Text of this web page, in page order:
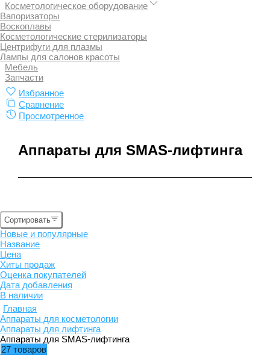
Косметологическое оборудование
Вапоризаторы
Воскоплавы
Косметологические стерилизаторы
Центрифуги для плазмы
Лампы для салонов красоты
Мебель
Запчасти
Избранное
Сравнение
Просмотренное
Аппараты для SMAS-лифтинга
Сортировать
Новые и популярные
Название
Цена
Хиты продаж
Оценка покупателей
Дата добавления
В наличии
Главная
Аппараты для косметологии
Аппараты для лифтинга
Аппараты для SMAS-лифтинга
27 товаров